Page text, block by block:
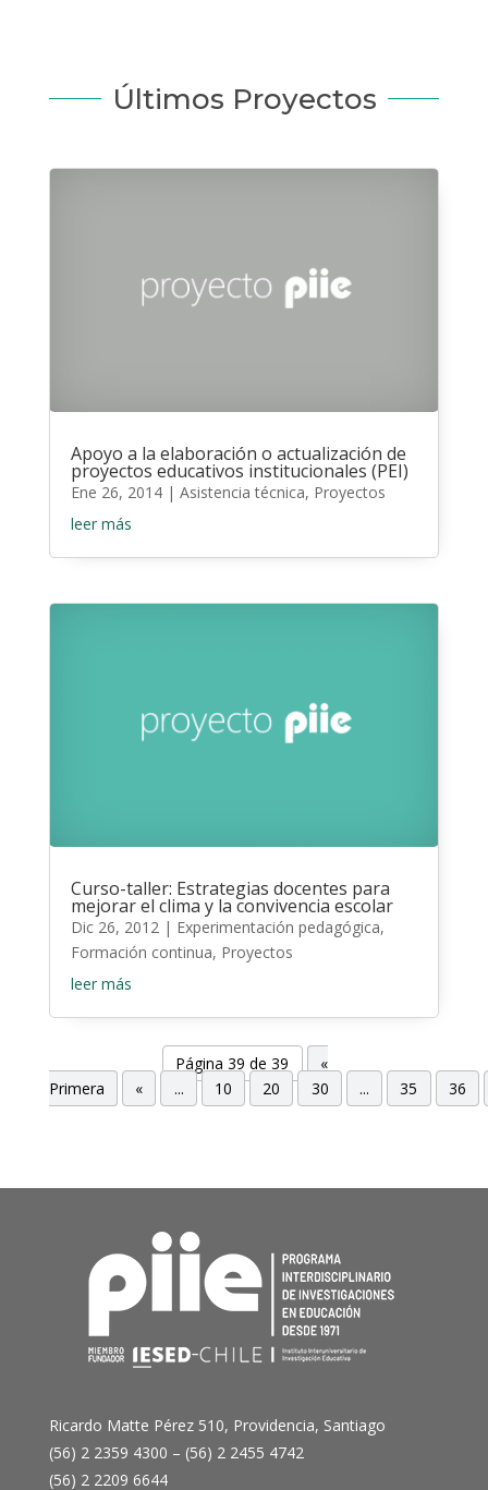
Últimos Proyectos
Apoyo a la elaboración o actualización de
proyectos educativos institucionales (PEI)
Ene 26, 2014| Asistencia técnica, Proyectos
leer más
Curso-taller: Estrategias docentes para
mejorar el clima y la convivencia escolar
Dic 26, 2012| Experimentación pedagógica,
Formación continua, Proyectos
leer más
Página 39 de 39
«
Primera
« ... 10 20 30 ... 35 36
Ricardo Matte Pérez 510, Providencia, Santiago
(56) 2 2359 4300 – (56) 2 2455 4742
(56) 2 2209 6644